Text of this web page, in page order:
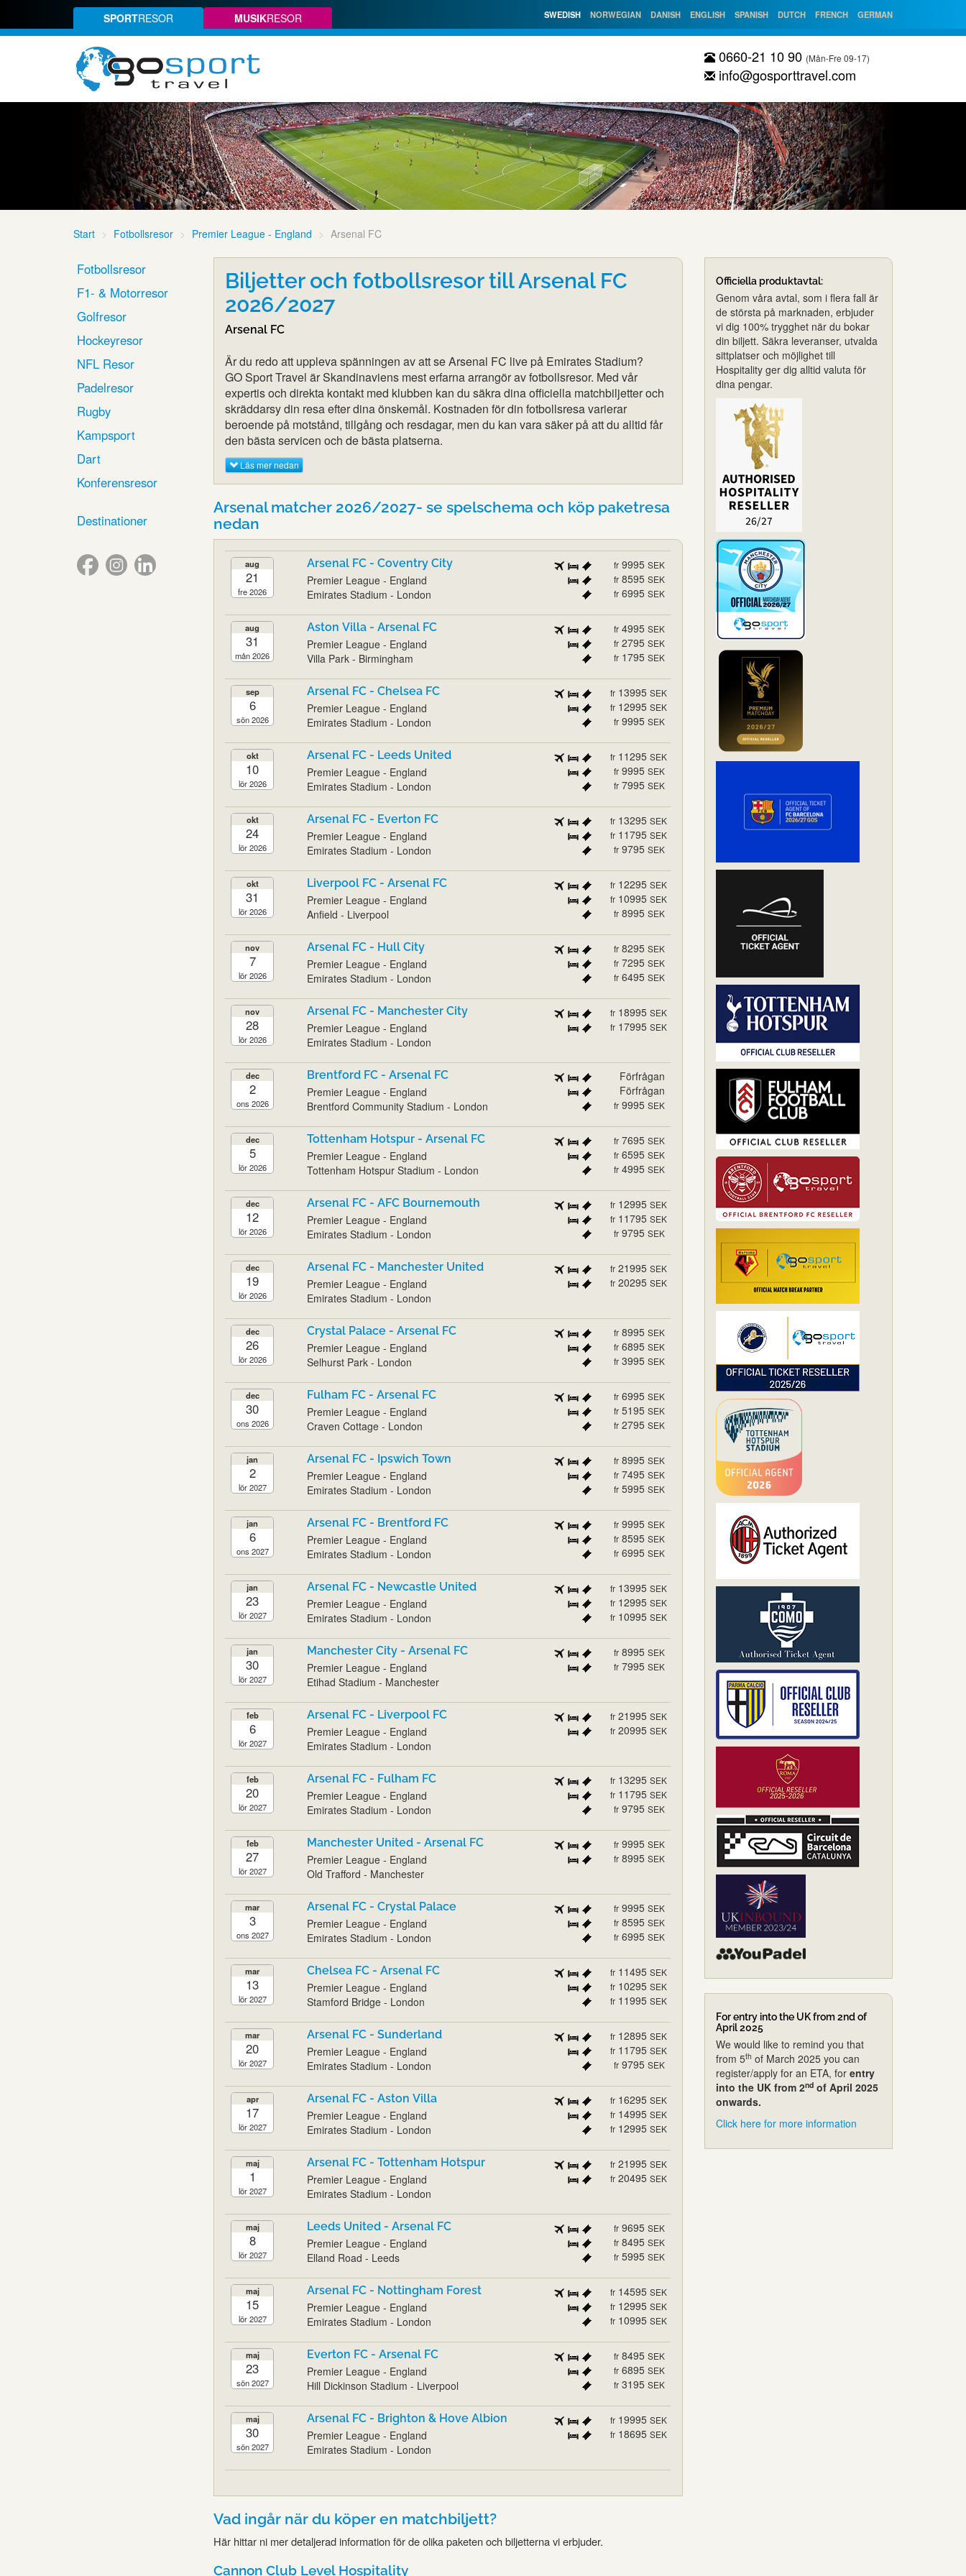
SPORTRESOR MUSIKRESOR SWEDISH NORWEGIAN DANISH ENGLISH SPANISH DUTCH FRENCH GERMAN
0660-21 10 90 (Mån-Fre 09-17)
info@gosporttravel.com
Start Fotbollsresor Premier League - England Arsenal FC
Fotbollsresor
F1- & Motorresor
Golfresor
Hockeyresor
NFL Resor
Padelresor
Rugby
Kampsport
Dart
Konferensresor
Destinationer
Biljetter och fotbollsresor till Arsenal FC
2026/2027
Arsenal FC
Är du redo att uppleva spänningen av att se Arsenal FC live på Emirates Stadium?
GO Sport Travel är Skandinaviens mest erfarna arrangör av fotbollsresor. Med vår
expertis och direkta kontakt med klubben kan du säkra dina officiella matchbiljetter och
skräddarsy din resa efter dina önskemål. Kostnaden för din fotbollsresa varierar
beroende på motstånd, tillgång och resdagar, men du kan vara säker på att du alltid får
den bästa servicen och de bästa platserna.
Läs mer nedan
Arsenal matcher 2026/2027- se spelschema och köp paketresa
nedan
aug
21
fre 2026
Arsenal FC - Coventry City
Premier League - England
Emirates Stadium - London
fr 9995 SEK
fr 8595 SEK
fr 6995 SEK
aug
31
mån 2026
Aston Villa - Arsenal FC
Premier League - England
Villa Park - Birmingham
fr 4995 SEK
fr 2795 SEK
fr 1795 SEK
sep
6
sön 2026
Arsenal FC - Chelsea FC
Premier League - England
Emirates Stadium - London
fr 13995 SEK
fr 12995 SEK
fr 9995 SEK
okt
10
lör 2026
Arsenal FC - Leeds United
Premier League - England
Emirates Stadium - London
fr 11295 SEK
fr 9995 SEK
fr 7995 SEK
okt
24
lör 2026
Arsenal FC - Everton FC
Premier League - England
Emirates Stadium - London
fr 13295 SEK
fr 11795 SEK
fr 9795 SEK
okt
31
lör 2026
Liverpool FC - Arsenal FC
Premier League - England
Anfield - Liverpool
fr 12295 SEK
fr 10995 SEK
fr 8995 SEK
nov
7
lör 2026
Arsenal FC - Hull City
Premier League - England
Emirates Stadium - London
fr 8295 SEK
fr 7295 SEK
fr 6495 SEK
nov
28
lör 2026
Arsenal FC - Manchester City
Premier League - England
Emirates Stadium - London
fr 18995 SEK
fr 17995 SEK
dec
2
ons 2026
Brentford FC - Arsenal FC
Premier League - England
Brentford Community Stadium - London
Förfrågan
Förfrågan
fr 9995 SEK
dec
5
lör 2026
Tottenham Hotspur - Arsenal FC
Premier League - England
Tottenham Hotspur Stadium - London
fr 7695 SEK
fr 6595 SEK
fr 4995 SEK
dec
12
lör 2026
Arsenal FC - AFC Bournemouth
Premier League - England
Emirates Stadium - London
fr 12995 SEK
fr 11795 SEK
fr 9795 SEK
dec
19
lör 2026
Arsenal FC - Manchester United
Premier League - England
Emirates Stadium - London
fr 21995 SEK
fr 20295 SEK
dec
26
lör 2026
Crystal Palace - Arsenal FC
Premier League - England
Selhurst Park - London
fr 8995 SEK
fr 6895 SEK
fr 3995 SEK
dec
30
ons 2026
Fulham FC - Arsenal FC
Premier League - England
Craven Cottage - London
fr 6995 SEK
fr 5195 SEK
fr 2795 SEK
jan
2
lör 2027
Arsenal FC - Ipswich Town
Premier League - England
Emirates Stadium - London
fr 8995 SEK
fr 7495 SEK
fr 5995 SEK
jan
6
ons 2027
Arsenal FC - Brentford FC
Premier League - England
Emirates Stadium - London
fr 9995 SEK
fr 8595 SEK
fr 6995 SEK
jan
23
lör 2027
Arsenal FC - Newcastle United
Premier League - England
Emirates Stadium - London
fr 13995 SEK
fr 12995 SEK
fr 10995 SEK
jan
30
lör 2027
Manchester City - Arsenal FC
Premier League - England
Etihad Stadium - Manchester
fr 8995 SEK
fr 7995 SEK
feb
6
lör 2027
Arsenal FC - Liverpool FC
Premier League - England
Emirates Stadium - London
fr 21995 SEK
fr 20995 SEK
feb
20
lör 2027
Arsenal FC - Fulham FC
Premier League - England
Emirates Stadium - London
fr 13295 SEK
fr 11795 SEK
fr 9795 SEK
feb
27
lör 2027
Manchester United - Arsenal FC
Premier League - England
Old Trafford - Manchester
fr 9995 SEK
fr 8995 SEK
mar
3
ons 2027
Arsenal FC - Crystal Palace
Premier League - England
Emirates Stadium - London
fr 9995 SEK
fr 8595 SEK
fr 6995 SEK
mar
13
lör 2027
Chelsea FC - Arsenal FC
Premier League - England
Stamford Bridge - London
fr 11495 SEK
fr 10295 SEK
fr 11995 SEK
mar
20
lör 2027
Arsenal FC - Sunderland
Premier League - England
Emirates Stadium - London
fr 12895 SEK
fr 11795 SEK
fr 9795 SEK
apr
17
lör 2027
Arsenal FC - Aston Villa
Premier League - England
Emirates Stadium - London
fr 16295 SEK
fr 14995 SEK
fr 12995 SEK
maj
1
lör 2027
Arsenal FC - Tottenham Hotspur
Premier League - England
Emirates Stadium - London
fr 21995 SEK
fr 20495 SEK
maj
8
lör 2027
Leeds United - Arsenal FC
Premier League - England
Elland Road - Leeds
fr 9695 SEK
fr 8495 SEK
fr 5995 SEK
maj
15
lör 2027
Arsenal FC - Nottingham Forest
Premier League - England
Emirates Stadium - London
fr 14595 SEK
fr 12995 SEK
fr 10995 SEK
maj
23
sön 2027
Everton FC - Arsenal FC
Premier League - England
Hill Dickinson Stadium - Liverpool
fr 8495 SEK
fr 6895 SEK
fr 3195 SEK
maj
30
sön 2027
Arsenal FC - Brighton & Hove Albion
Premier League - England
Emirates Stadium - London
fr 19995 SEK
fr 18695 SEK
Vad ingår när du köper en matchbiljett?
Här hittar ni mer detaljerad information för de olika paketen och biljetterna vi erbjuder.
Cannon Club Level Hospitality
Officiella produktavtal:
Genom våra avtal, som i flera fall är
de största på marknaden, erbjuder
vi dig 100% trygghet när du bokar
din biljett. Säkra leveranser, utvalda
sittplatser och möjlighet till
Hospitality ger dig alltid valuta för
dina pengar.
For entry into the UK from 2nd of
April 2025
We would like to remind you that
from 5th of March 2025 you can
register/apply for an ETA, for entry
into the UK from 2ndof April 2025
onwards.
Click here for more information